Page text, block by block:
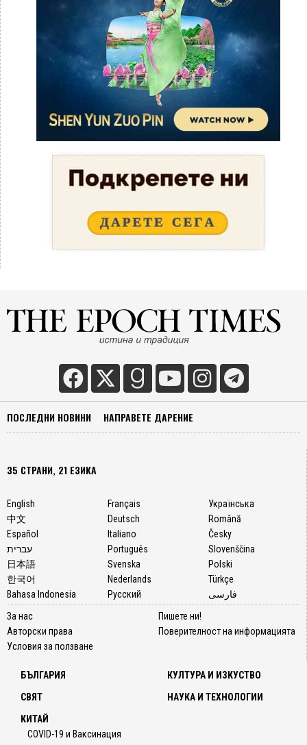
ПОСЛЕДНИ НОВИНИ НАПРАВЕТЕ ДАРЕНИЕ
35 СТРАНИ, 21 ЕЗИКА
English
中文
Español
עברית
日本語
한국어
Bahasa Indonesia
Français
Deutsch
Italiano
Português
Svenska
Nederlands
Русский
Українська
Română
Česky
Slovenščina
Polski
Türkçe
فارسی
За нас
Авторски права
Условия за ползване
Пишете ни!
Поверителност на информацията
БЪЛГАРИЯ
СВЯТ
КИТАЙ
COVID-19 и Ваксинация
КУЛТУРА И ИЗКУСТВО
НАУКА И ТЕХНОЛОГИИ